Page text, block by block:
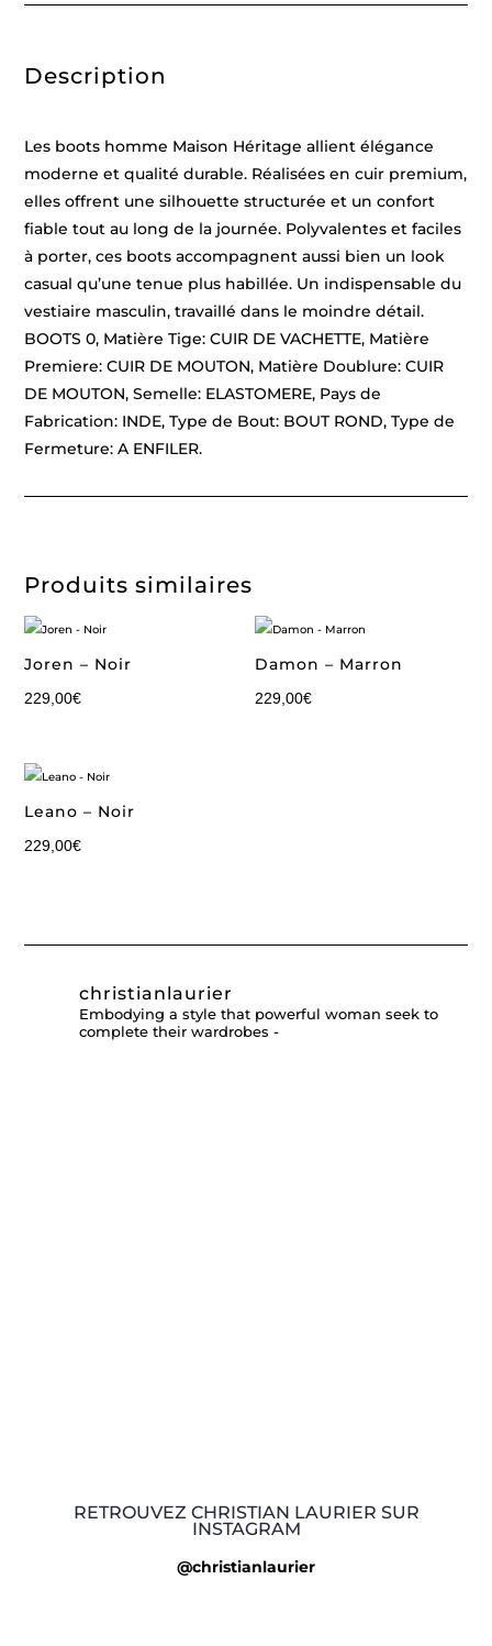
Description
Les boots homme Maison Héritage allient élégance
moderne et qualité durable. Réalisées en cuir premium,
elles offrent une silhouette structurée et un confort
fiable tout au long de la journée. Polyvalentes et faciles
à porter, ces boots accompagnent aussi bien un look
casual qu’une tenue plus habillée. Un indispensable du
vestiaire masculin, travaillé dans le moindre détail.
BOOTS 0, Matière Tige: CUIR DE VACHETTE, Matière
Premiere: CUIR DE MOUTON, Matière Doublure: CUIR
DE MOUTON, Semelle: ELASTOMERE, Pays de
Fabrication: INDE, Type de Bout: BOUT ROND, Type de
Fermeture: A ENFILER.
Produits similaires
Joren – Noir
229,00€
Damon – Marron
229,00€
Leano – Noir
229,00€
christianlaurier
Embodying a style that powerful woman seek to
complete their wardrobes -
RETROUVEZ CHRISTIAN LAURIER SUR
INSTAGRAM
@christianlaurier